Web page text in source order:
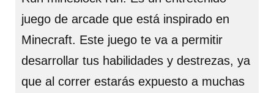
juego de arcade que está inspirado en
Minecraft. Este juego te va a permitir
desarrollar tus habilidades y destrezas, ya
que al correr estarás expuesto a muchas